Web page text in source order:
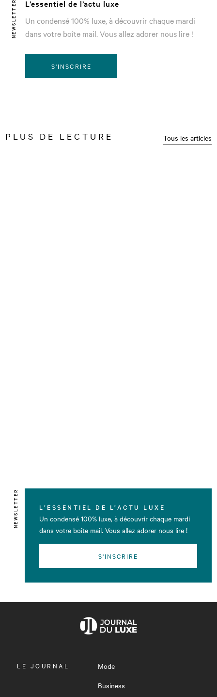
NEWSLETTER
L’essentiel de l’actu luxe
Un condensé 100% luxe, à découvrir chaque mardi
dans votre boîte mail. Vous allez adorer nous lire !
S'INSCRIRE
PLUS DE LECTURE Tous les articles
NEWSLETTER L’ESSENTIEL DE L’ACTU LUXE
Un condensé 100% luxe, à découvrir chaque mardi
dans votre boîte mail. Vous allez adorer nous lire !
S'INSCRIRE
OUVRIR
LE JOURNAL
Mode
Business